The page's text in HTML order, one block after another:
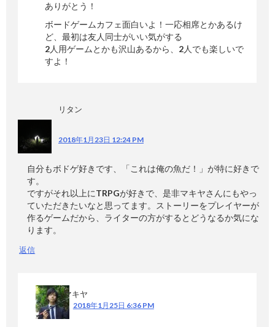
ありがとう！
ボードゲームカフェ面白いよ！一応相席とかあるけ
ど、最初は友人同士がいい気がする
2人用ゲームとかも沢山あるから、2人でも楽しいで
すよ！
リタン
2018年1月23日 12:24 PM
自分もボドゲ好きです、「これは俺の魚だ！」が特に好きで
す。
ですがそれ以上にTRPGが好きで、是非マキヤさんにもやっ
ていただきたいなと思ってます。ストーリーをプレイヤーが
作るゲームだから、ライターの方がするとどうなるか気にな
ります。
返信
マキヤ
2018年1月25日 6:36 PM